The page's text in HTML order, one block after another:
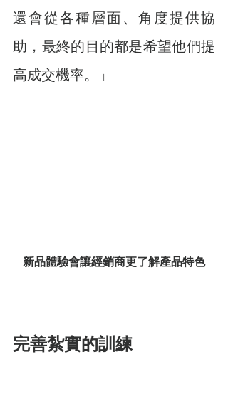
還會從各種層面、角度提供協
助，最終的目的都是希望他們提
高成交機率。」
新品體驗會讓經銷商更了解產品特色
完善紮實的訓練